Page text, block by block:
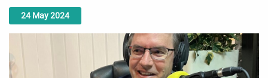
24 May2024